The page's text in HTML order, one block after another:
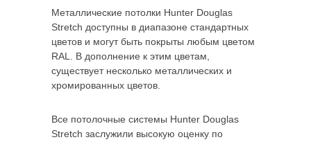
Металлические потолки Hunter Douglas
Stretch доступны в диапазоне стандартных
цветов и могут быть покрыты любым цветом
RAL. В дополнение к этим цветам,
существует несколько металлических и
хромированных цветов.
Все потолочные системы Hunter Douglas
Stretch заслужили высокую оценку по